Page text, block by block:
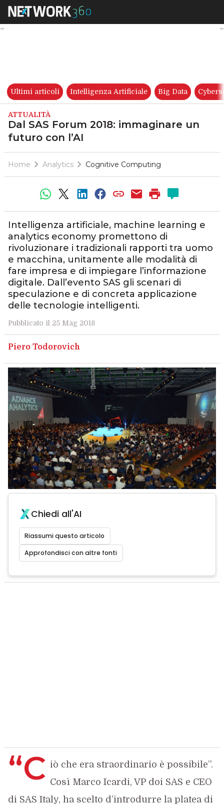
Dal SAS Forum 2018:
Ultimi articoli Intelligenza Artificiale Big Data
ATTUALITÀ
Dal SAS Forum 2018: immaginare un
futuro con l’AI
Home Analytics Cognitive Computing
Intelligenza artificiale, machine learning e
analytics economy promettono di
rivoluzionare i tradizionali rapporti tra uomo
e macchina, unitamente alle modalità di
fare impresa e di impiegare l’informazione
digitale. Dall’evento SAS gli scenari di
speculazione e di concreta applicazione
delle tecnologie intelligenti.
Pubblicato il 25 Mag 2018
Piero Todorovich
Chiedi all'AI
Riassumi questo articolo
Approfondisci con altre fonti
“C iò che era straordinario è possibile”.
Così Marco Icardi, VP doi SAS e CEO
di SAS Italy, ha scelto d’introdurre la platea di